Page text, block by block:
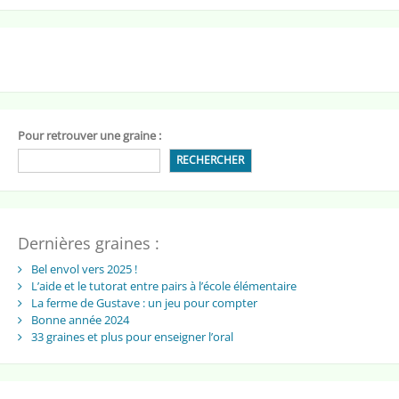
Pour retrouver une graine :
RECHERCHER
Dernières graines :
Bel envol vers 2025 !
L’aide et le tutorat entre pairs à l’école élémentaire
La ferme de Gustave : un jeu pour compter
Bonne année 2024
33 graines et plus pour enseigner l’oral